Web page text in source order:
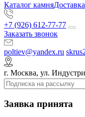
Каталог камняДоставка
+7 (926) 612-77-77
Заказать звонок
poltiev@yandex.ru
г. Москва, ул.
Заявка принята